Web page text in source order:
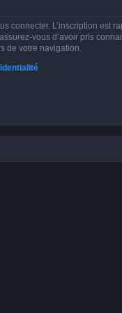
connecter. L’inscription
vous d’avoir pris
de votre navigation.